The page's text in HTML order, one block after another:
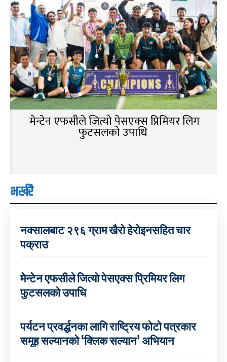
मेन्टेन एफसीले जित्यो पेसएक्स प्रिमियर लिग
फुटसलको उपाधि
भर्खरै
नक्सालबाट २९६ ग्राम खैरो हेरोइनसहित चार
पक्राउ
मेन्टेन एफसीले जित्यो पेसएक्स प्रिमियर लिग
फुटसलको उपाधि
पर्यटन प्रवर्द्धनका लागि राष्ट्रिय फोटो पत्रकार
समूह सल्यानको ‘क्लिक सल्यान’ अभियान